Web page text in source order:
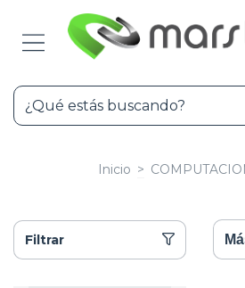
Inicio >
Filtrar